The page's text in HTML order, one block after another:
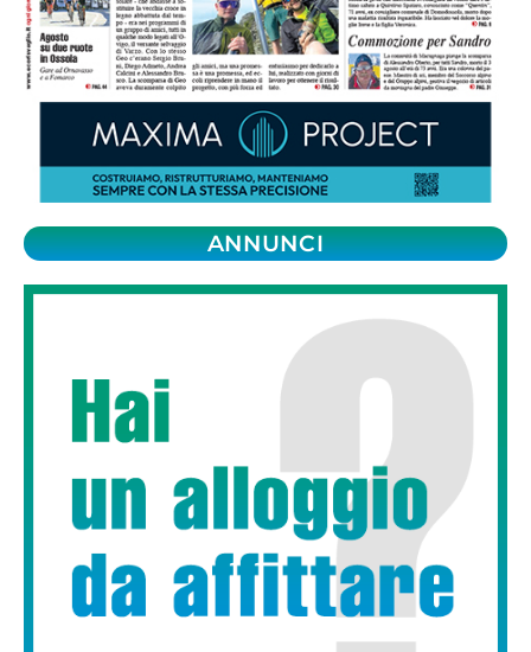
ANNUNCI